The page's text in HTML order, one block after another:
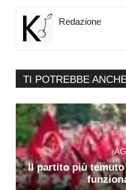
Redazione
TI POTREBBE
Il partito più